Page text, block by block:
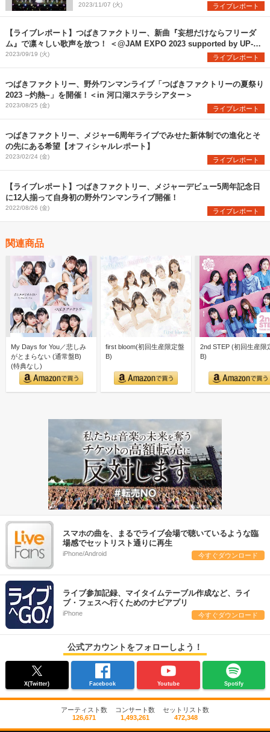
ンスを披露！＜つばきファクトリー コンサートツ
アー 2023秋 可惜夜〜山岸理子・岸本ゆめの 卒業ス
2023/11/07 (火) ライブレポート
【ライブレポート】つばきファクトリー、新曲『妄想だけならフリーダ
ム』で凛々しい歌声を放つ！ ＜@JAM EXPO 2023 supported by UP-T
＞
2023/09/19 (火) ライブレポート
つばきファクトリー、野外ワンマンライブ「つばきファクトリーの夏祭り
2023 ~灼熱~」を開催！＜in 河口湖ステラシアター＞
2023/08/25 (金) ライブレポート
つばきファクトリー、メジャー6周年ライブでみせた新体制での進化とそ
の先にある希望【オフィシャルレポート】
2023/02/24 (金) ライブレポート
【ライブレポート】つばきファクトリー、メジャーデビュー5周年記念日
に12人揃って自身初の野外ワンマンライブ開催！
2022/08/26 (金) ライブレポート
関連商品
My Days for You／悲しみ
がとまらない (通常盤B)
(特典なし)
first bloom(初回生産限定盤
B)
2nd STEP (初回生産限
B)
スマホの曲を、まるでライブ会場で聴いているような臨
場感でセットリスト通りに再生
iPhone/Android 今すぐダウンロード
ライブ参加記録、マイタイムテーブル作成など、ライ
ブ・フェスへ行くためのナビアプリ
iPhone 今すぐダウンロード
公式アカウントをフォローしよう！
X(Twitter) Facebook Youtube Spotify
アーティスト数
126,671
コンサート数
1,493,261
セットリスト数
472,348